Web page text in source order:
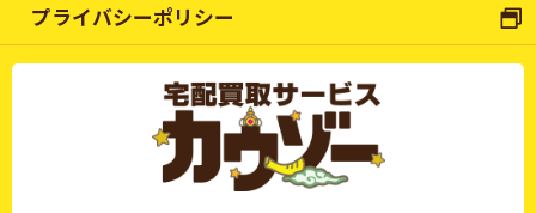
プライバシーポリシー